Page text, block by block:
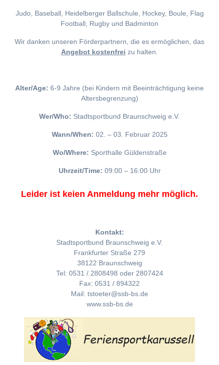
Judo, Baseball, Heidelberger Ballschule, Hockey, Boule, Flag
Football, Rugby und Badminton
Wir danken unseren Förderpartnern, die es ermöglichen, das
Angebot kostenfrei zu halten.
Alter/Age: 6-9 Jahre (bei Kindern mit Beeinträchtigung keine
Altersbegrenzung)
Wer/Who: Stadtsportbund Braunschweig e.V.
Wann/When: 02. – 03. Februar 2025
Wo/Where: Sporthalle Güldenstraße
Uhrzeit/Time: 09:00 – 16:00 Uhr
Leider ist keien Anmeldung mehr möglich.
Kontakt:
Stadtsportbund Braunschweig e.V.
Frankfurter Straße 279
38122 Braunschweig
Tel: 0531 / 2808498 oder 2807424
Fax: 0531 / 894322
Mail: tstoeter@ssb-bs.de
www.ssb-bs.de